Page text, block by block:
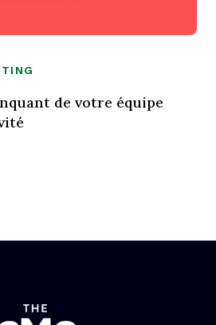
de votre équipe